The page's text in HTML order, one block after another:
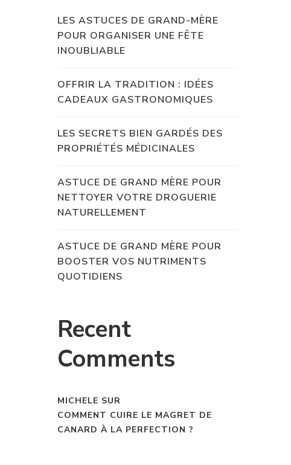
LES ASTUCES DE GRAND-MÈRE
POUR ORGANISER UNE FÊTE
INOUBLIABLE
OFFRIR LA TRADITION : IDÉES
CADEAUX GASTRONOMIQUES
LES SECRETS BIEN GARDÉS DES
PROPRIÉTÉS MÉDICINALES
ASTUCE DE GRAND MÈRE POUR
NETTOYER VOTRE DROGUERIE
NATURELLEMENT
ASTUCE DE GRAND MÈRE POUR
BOOSTER VOS NUTRIMENTS
QUOTIDIENS
Recent
Comments
MICHELE SUR
COMMENT CUIRE LE MAGRET DE
CANARD À LA PERFECTION ?